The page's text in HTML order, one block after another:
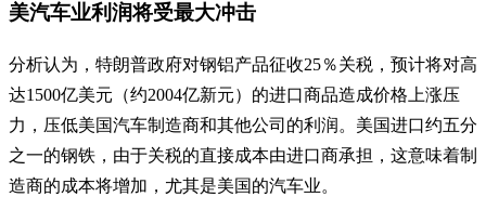
美汽车业利润将受最大冲击
分析认为，特朗普政府对钢铝产品征收25％关税，预计将对高
达1500亿美元（约2004亿新元）的进口商品造成价格上涨压
力，压低美国汽车制造商和其他公司的利润。美国进口约五分
之一的钢铁，由于关税的直接成本由进口商承担，这意味着制
造商的成本将增加，尤其是美国的汽车业。